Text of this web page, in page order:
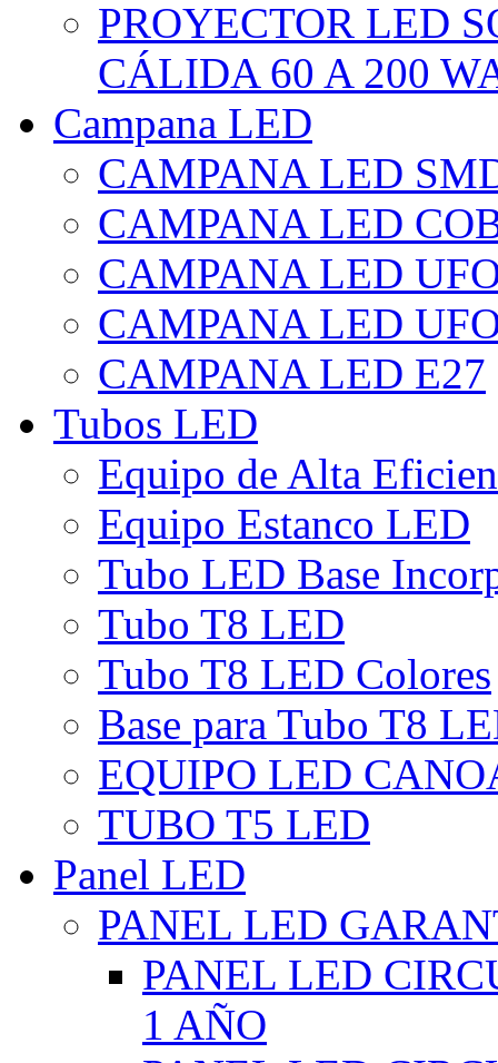
PROYECTOR LED
CÁLIDA 60 A 200
Campana LED
CAMPANA LED
CAMPANA LED
CAMPANA LED
CAMPANA LED
CAMPANA LED E27
Tubos LED
Equipo de Alta
Equipo Estanco LED
Tubo LED Base
Tubo T8 LED
Tubo T8 LED Colores
Base para Tubo T8
EQUIPO LED
TUBO T5 LED
Panel LED
PANEL LED
PANEL LED
1 AÑO